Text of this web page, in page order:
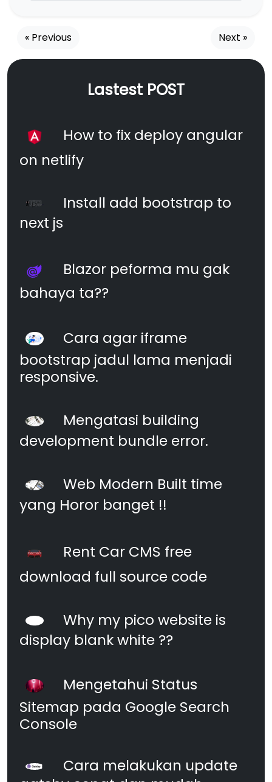
« Previous Next »
Lastest POST
How to fix deploy angular
on netlify
Install add bootstrap to
next js
Blazor peforma mu gak
bahaya ta??
Cara agar iframe
bootstrap jadul lama menjadi
responsive.
Mengatasi building
development bundle error.
Web Modern Built time
yang Horor banget !!
Rent Car CMS free
download full source code
Why my pico website is
display blank white ??
Mengetahui Status
Sitemap pada Google Search
Console
Cara melakukan update